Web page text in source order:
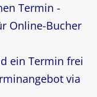
Termin -
Online-Bucher
ein Termin frei
via